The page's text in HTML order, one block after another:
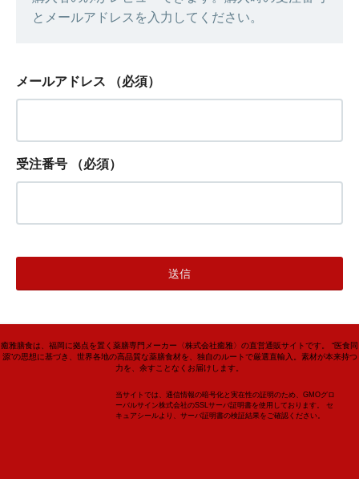
とメールアドレスを入力してください。
メールアドレス （必須）
受注番号 （必須）
癒雅膳食は、福岡に拠点を置く薬膳専門メーカー〈株式会社癒雅〉の直営通販サイトです。 “医食同
源”の思想に基づき、世界各地の高品質な薬膳食材を、独自のルートで厳選直輸入。素材が本来持つ
力を、余すことなくお届けします。
当サイトでは、通信情報の暗号化と実在性の証明のため、GMOグロ
ーバルサイン株式会社のSSLサーバ証明書を使用しております。 セ
キュアシールより、サーバ証明書の検証結果をご確認ください。